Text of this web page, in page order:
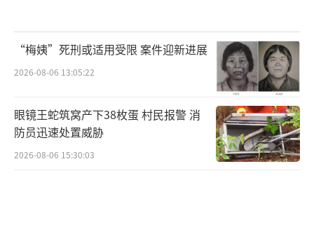
“梅姨”死刑或适用受限 案件迎新进展
2026-08-06 13:05:22
眼镜王蛇筑窝产下38枚蛋 村民报警 消
防员迅速处置威胁
2026-08-06 15:30:03